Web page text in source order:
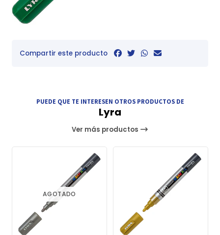
Compartir este producto
PUEDE QUE TE INTERESEN OTROS PRODUCTOS DE
Lyra
Ver más productos
AGOTADO